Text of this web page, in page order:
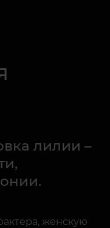
лилии –
женскую